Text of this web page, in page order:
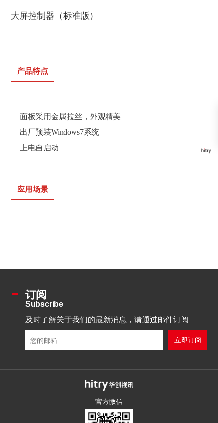
大屏控制器（标准版）
产品特点
面板采用金属拉丝，外观精美
出厂预装Windows7系统
上电自启动
应用场景
订阅
Subscribe
及时了解关于我们的最新消息，请通过邮件订阅
官方微信